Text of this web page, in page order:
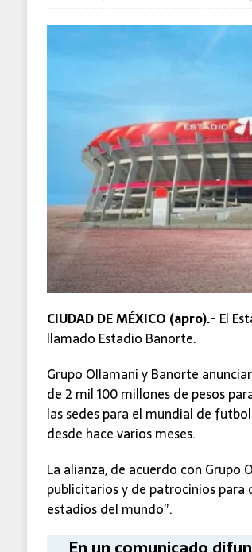
CIUDAD DE MÉXICO (apro).- El
llamado Estadio Banorte.
Grupo Ollamani y Banorte
de 2 mil 100 millones de pesos
las sedes para el mundial de
desde hace varios meses.
La alianza, de acuerdo con Grupo
publicitarios y de patrocinios para
estadios del mundo”.